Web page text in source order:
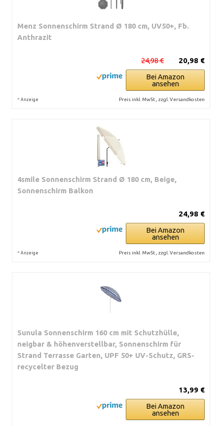
Menz Sonnenschirm Strand Ø 180 cm, UV50+, Fb.
Anthrazit
20,98 €
24,98 €
Bei Amazon
ansehen
* Anzeige Preis inkl. MwSt., zzgl. Versandkosten
4smile Sonnenschirm Strand Ø 180 cm, Beige,
Sonnenschirm Balkon
24,98 €
Bei Amazon
ansehen
* Anzeige Preis inkl. MwSt., zzgl. Versandkosten
Sunula Sonnenschirm 160 cm mit Schutzhülle,
neigbar & höhenverstellbar, Sonnenschirm für
Strand Terrasse Garten, UPF 50+ UV-Schutz, GRS-
recycelter Bezug
13,99 €
Bei Amazon
ansehen